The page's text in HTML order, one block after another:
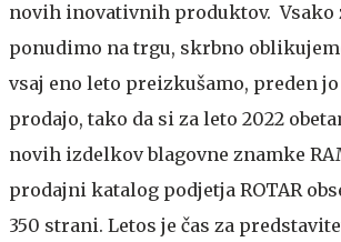
novih inovativnih produktov. Vsako
ponudimo na trgu, skrbno
vsaj eno leto preizkušamo, preden
prodajo, tako da si za leto 2022
novih izdelkov blagovne znamke
prodajni katalog podjetja ROTAR
350 strani. Letos je čas za